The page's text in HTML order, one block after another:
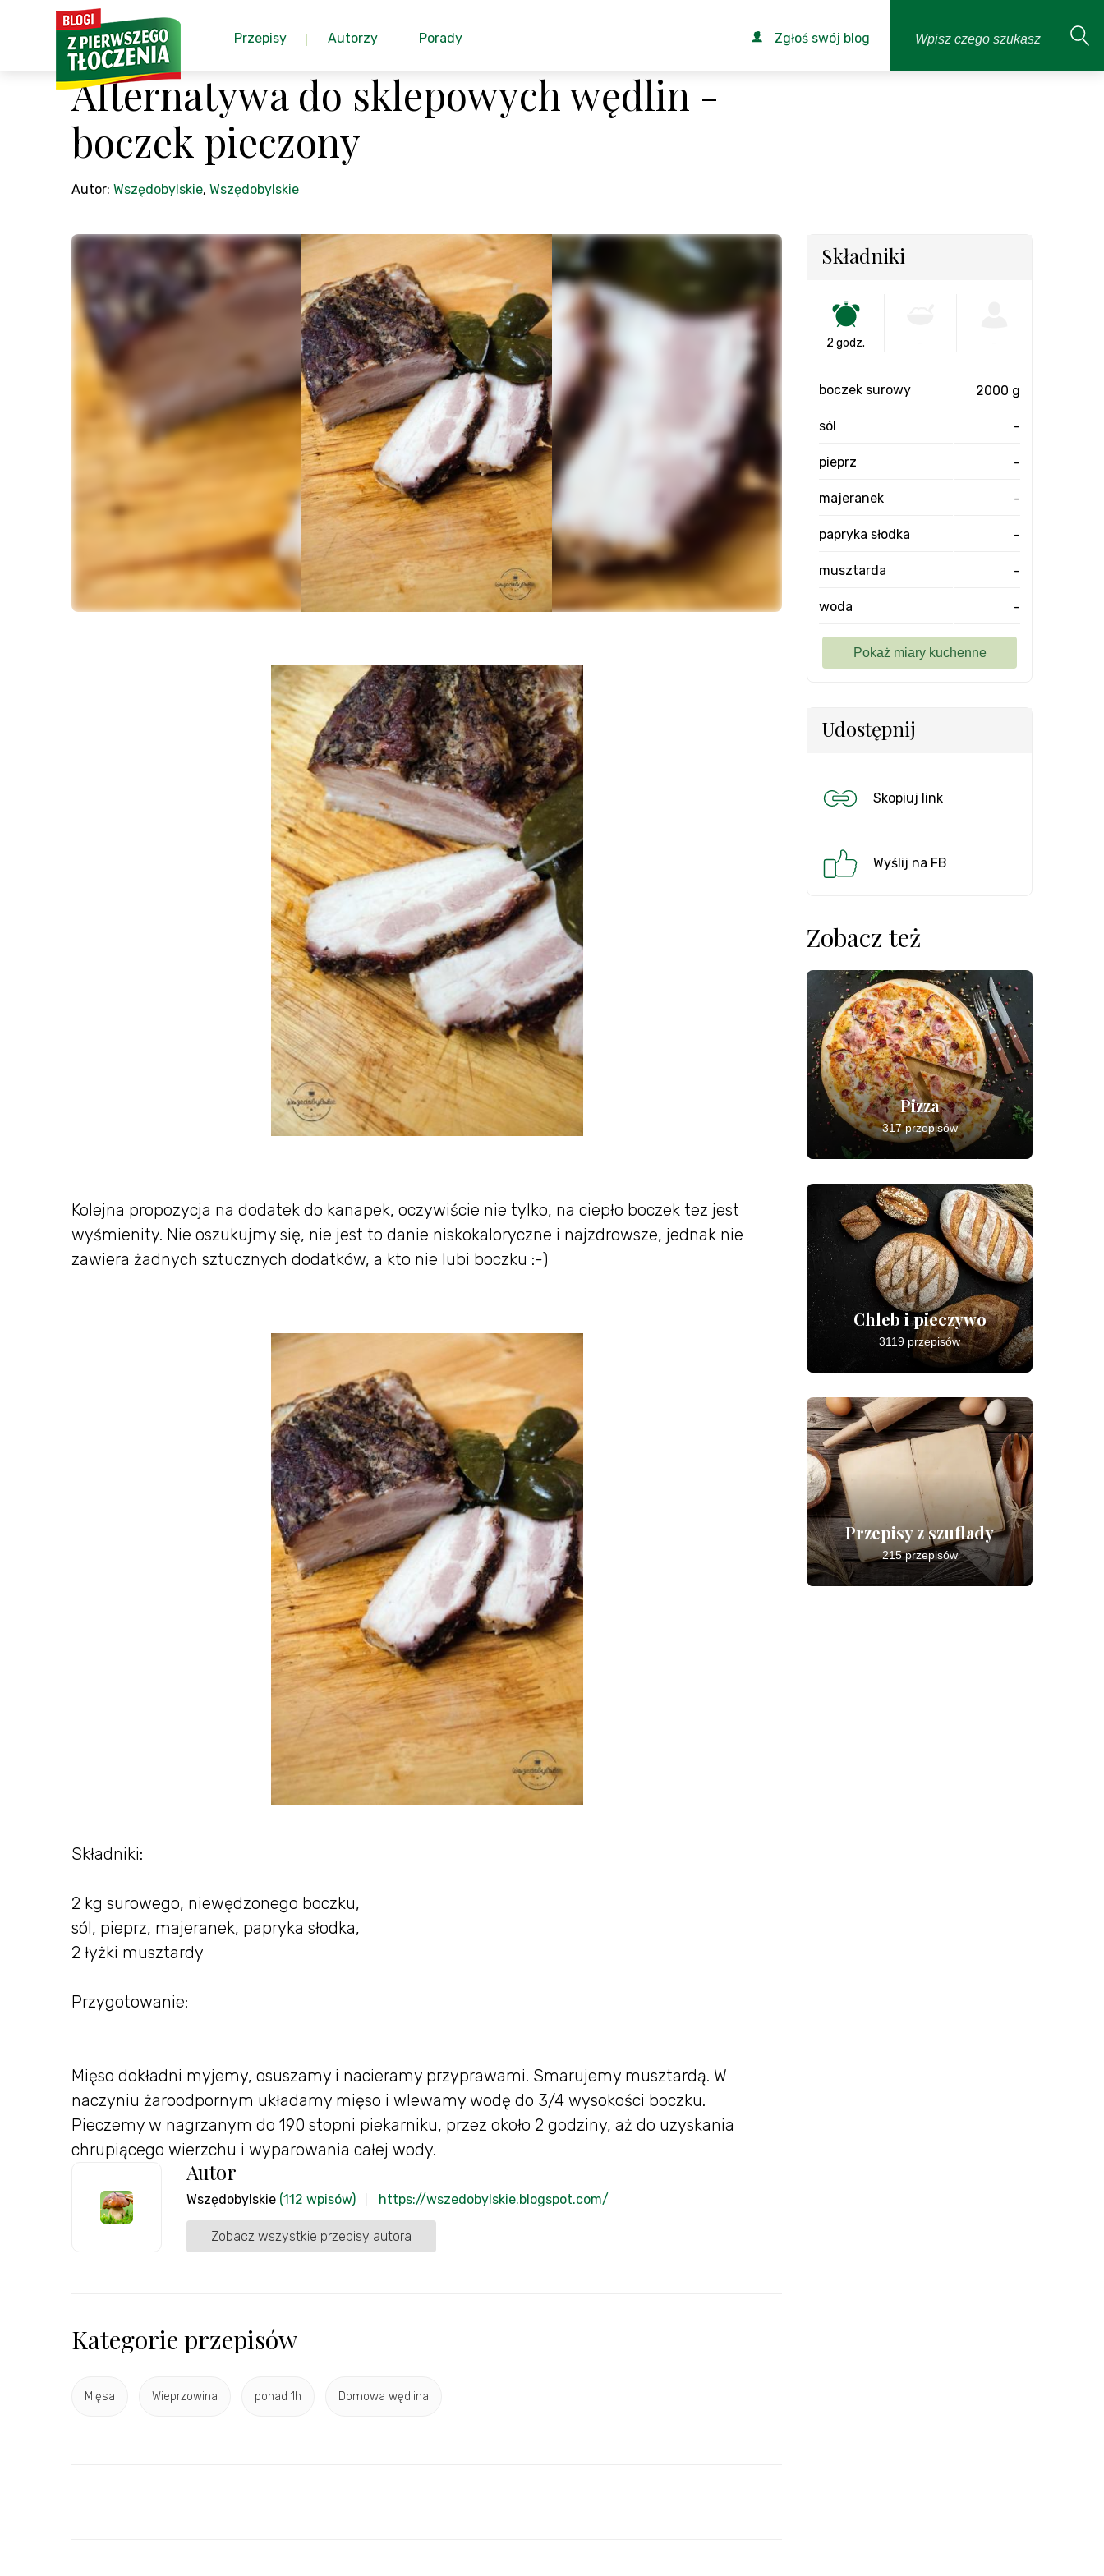
Przepisy Autorzy Porady Zgłoś swój blog
Alternatywa do sklepowych wędlin -
boczek pieczony
Autor: Wszędobylskie, Wszędobylskie
Kolejna propozycja na dodatek do kanapek, oczywiście nie tylko, na ciepło boczek tez jest
wyśmienity. Nie oszukujmy się, nie jest to danie niskokaloryczne i najzdrowsze, jednak nie
zawiera żadnych sztucznych dodatków, a kto nie lubi boczku :-)
Składniki:
2 kg surowego, niewędzonego boczku,
sól, pieprz, majeranek, papryka słodka,
2 łyżki musztardy
Przygotowanie:
Mięso dokładni myjemy, osuszamy i nacieramy przyprawami. Smarujemy musztardą. W
naczyniu żaroodpornym układamy mięso i wlewamy wodę do 3/4 wysokości boczku.
Pieczemy w nagrzanym do 190 stopni piekarniku, przez około 2 godziny, aż do uzyskania
chrupiącego wierzchu i wyparowania całej wody.
Autor
Wszędobylskie (112 wpisów) https://wszedobylskie.blogspot.com/
Zobacz wszystkie przepisy autora
Kategorie przepisów
Mięsa Wieprzowina ponad 1h Domowa wędlina
Składniki
2 godz.
boczek surowy 2000 g
sól -
pieprz -
majeranek -
papryka słodka -
musztarda -
woda -
Udostępnij
Skopiuj link
Wyślij na FB
Zobacz też
Pizza
317 przepisów
Chleb i pieczywo
3119 przepisów
Przepisy z szuflady
215 przepisów